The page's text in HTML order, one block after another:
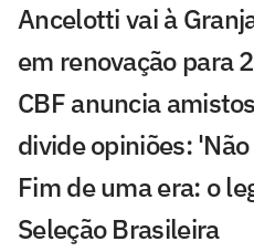
Ancelotti vai à
em renovação para
CBF anuncia
divide opiniões:
Fim de uma era: o
Seleção Brasileira